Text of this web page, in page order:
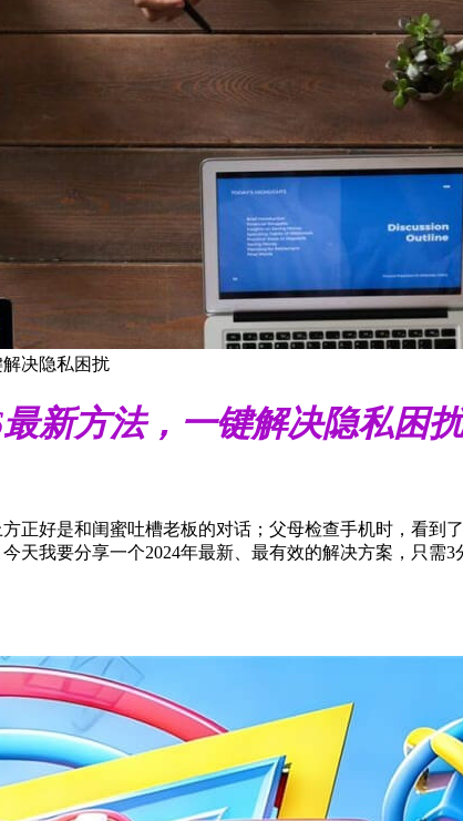
决隐私困扰
新方法，一键解决隐私困扰
正好是和闺蜜吐槽老板的对话；父母检查手机时，看到
我要分享一个2024年最新、最有效的解决方案，只需3